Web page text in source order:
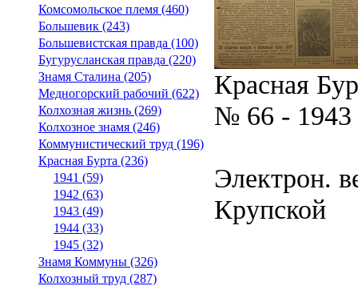
Комсомольское племя (460)
Большевик (243)
Большевистская правда (100)
Бугурусланская правда (220)
Знамя Сталина (205)
Медногорский рабочий (622)
Колхозная жизнь (269)
Колхозное знамя (246)
Коммунистический труд (196)
Красная Бурта (236)
1941 (59)
1942 (63)
1943 (49)
1944 (33)
1945 (32)
Знамя Коммуны (326)
Колхозный труд (287)
Красная
№ 66 - 1943
Электрон.
Крупской